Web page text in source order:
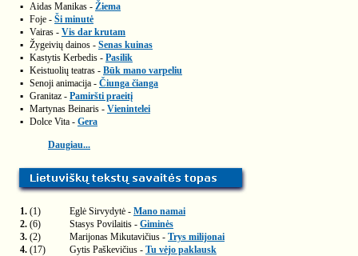
▪ Aidas Manikas - Žiema
▪ Foje - Ši minutė
▪ Vairas - Vis dar krutam
▪ Žygeivių dainos - Senas kuinas
▪ Kastytis Kerbedis - Pasilik
▪ Keistuolių teatras - Būk mano varpeliu
▪ Senoji animacija - Čiunga čianga
▪ Granitaz - Pamiršti praeitį
▪ Martynas Beinaris - Vienintelei
▪ Dolce Vita - Gera
Daugiau...
1. (1) Eglė Sirvydytė - Mano namai
2. (6) Stasys Povilaitis - Giminės
3. (2) Marijonas Mikutavičius - Trys milijonai
4. (17) Gytis Paškevičius - Tu vėjo paklausk